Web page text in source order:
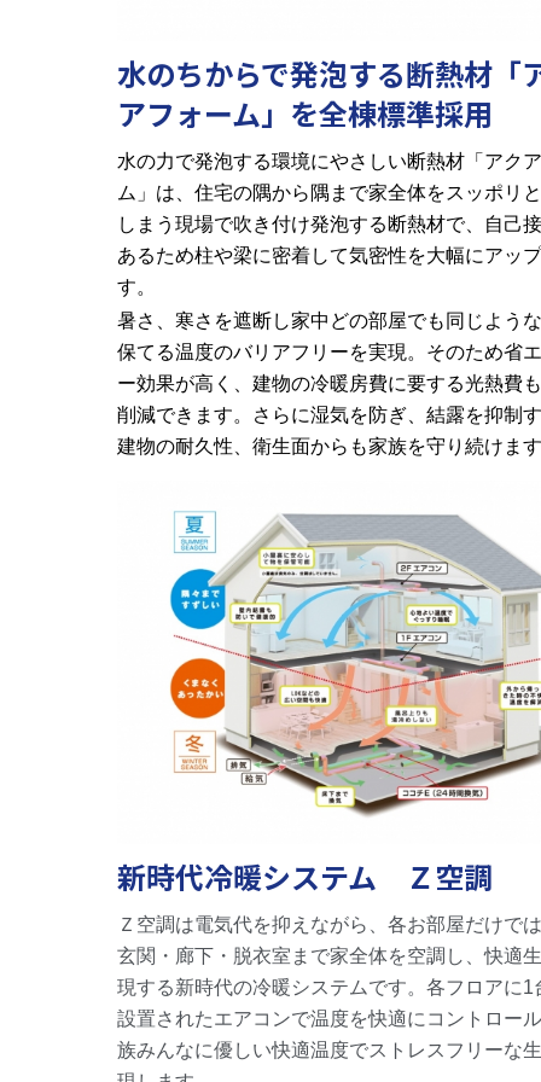
水のちからで発泡する断熱材「
アフォーム」を全棟標準採用
水の力で発泡する環境にやさしい断熱材「アク
ム」は、住宅の隅から隅まで家全体をスッポリ
しまう現場で吹き付け発泡する断熱材で、自己
あるため柱や梁に密着して気密性を大幅にアッ
す。
暑さ、寒さを遮断し家中どの部屋でも同じよう
保てる温度のバリアフリーを実現。そのため省
ー効果が高く、建物の冷暖房費に要する光熱費
削減できます。さらに湿気を防ぎ、結露を抑制
建物の耐久性、衛生面からも家族を守り続けま
新時代冷暖システム Ｚ空調
Ｚ空調は電気代を抑えながら、各お部屋だけで
玄関・廊下・脱衣室まで家全体を空調し、快適
現する新時代の冷暖システムです。各フロアに1
設置されたエアコンで温度を快適にコントロー
族みんなに優しい快適温度でストレスフリーな